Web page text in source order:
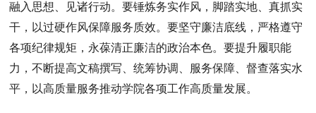
融入思想、见诸行动。要锤炼务实作风，脚踏实地、真抓实
干，以过硬作风保障服务质效。要坚守廉洁底线，严格遵守
各项纪律规矩，永葆清正廉洁的政治本色。要提升履职能
力，不断提高文稿撰写、统筹协调、服务保障、督查落实水
平，以高质量服务推动学院各项工作高质量发展。